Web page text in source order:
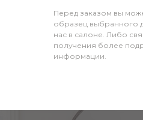
Перед заказом вы
образец выбранного
нас в салоне. Либо
получения более
информации.